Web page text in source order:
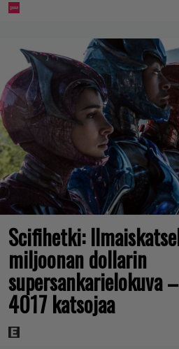
Scifihetki:
miljoonan dollarin
supersankarielokuva
4017 katsojaa